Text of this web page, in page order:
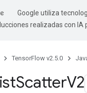
Google utiliza
realizadas con IA
TensorFlow v2.5.0
ScatterV2